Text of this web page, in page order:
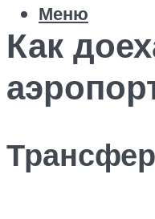
Меню
Как
Трансфер